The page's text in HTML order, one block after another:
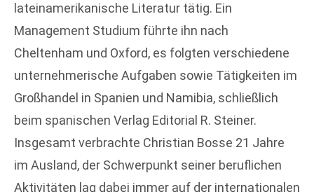
lateinamerikanische Literatur tätig. Ein
Management Studium führte ihn nach
Cheltenham und Oxford, es folgten verschiedene
unternehmerische Aufgaben sowie Tätigkeiten im
Großhandel in Spanien und Namibia, schließlich
beim spanischen Verlag Editorial R. Steiner.
Insgesamt verbrachte Christian Bosse 21 Jahre
im Ausland, der Schwerpunkt seiner beruflichen
Aktivitäten lag dabei immer auf der internationalen